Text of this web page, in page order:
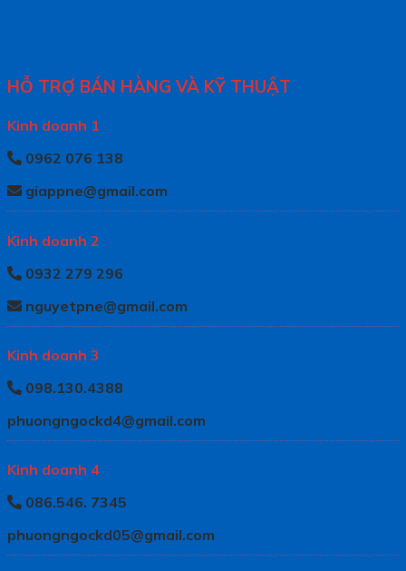
HỖ TRỢ BÁN HÀNG VÀ KỸ THUẬT
Kinh doanh 1
0962 076 138
giappne@gmail.com
Kinh doanh 2
0932 279 296
nguyetpne@gmail.com
Kinh doanh 3
098.130.4388
phuongngockd4@gmail.com
Kinh doanh 4
086.546. 7345
phuongngockd05@gmail.com